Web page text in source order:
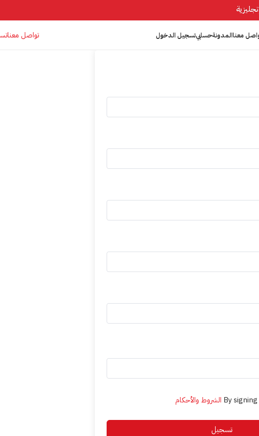
معناالمدونةحسابيتسجيل الدخول تواصل معنا
By الشروط والأحكام
تسجيل